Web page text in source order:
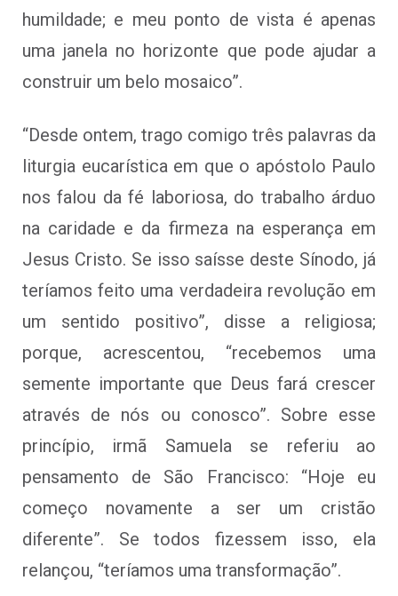
humildade; e meu ponto de vista é apenas
uma janela no horizonte que pode ajudar a
construir um belo mosaico”.
“Desde ontem, trago comigo três palavras da
liturgia eucarística em que o apóstolo Paulo
nos falou da fé laboriosa, do trabalho árduo
na caridade e da firmeza na esperança em
Jesus Cristo. Se isso saísse deste Sínodo, já
teríamos feito uma verdadeira revolução em
um sentido positivo”, disse a religiosa;
porque, acrescentou, “recebemos uma
semente importante que Deus fará crescer
através de nós ou conosco”. Sobre esse
princípio, irmã Samuela se referiu ao
pensamento de São Francisco: “Hoje eu
começo novamente a ser um cristão
diferente”. Se todos fizessem isso, ela
relançou, “teríamos uma transformação”.